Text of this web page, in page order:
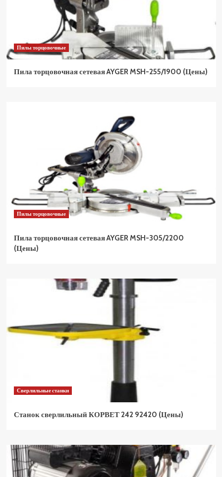
Пилы торцовочные
Пила торцовочная сетевая AYGER MSH-255/1900 (Цены)
Пилы торцовочные
Пила торцовочная сетевая AYGER MSH-305/2200
(Цены)
Сверлильные станки
Станок сверлильный КОРВЕТ 242 92420 (Цены)